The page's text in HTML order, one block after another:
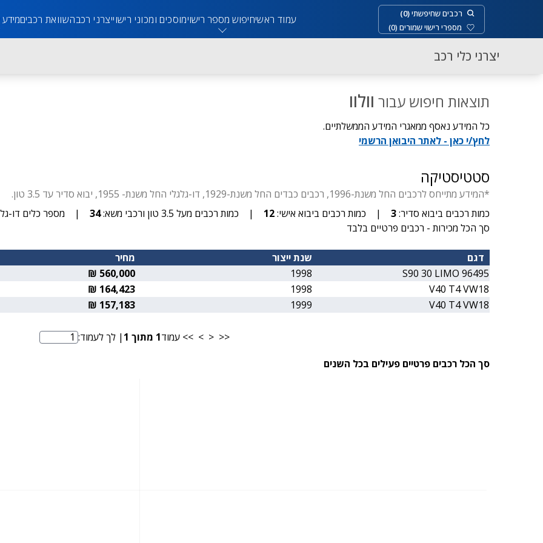
רכבים שחיפשתי(
0
)
מספרי רישוי שמורים (
0
)
עמוד ראשיחיפוש מספר רישוימוסכים ומכוני רישוייצרני רכבהשוואת רכביםמידע
יצרני כלי רכב
תוצאות חיפוש עבור וולוו
כל המידע נאסף ממאגרי המידע הממשלתיים.
לחץ/י כאן - לאתר היבואן הרשמי
סטטיסטיקה
*המידע מתייחס לרכבים החל משנת-1996, רכבים כבדים החל משנת-1929, דו-גלגלי החל משנת- 1955, יבוא סדיר עד 3.5 טון.
כמות רכבים ביבוא סדיר:3
| כמות רכבים ביבוא אישי:12
| כמות רכבים מעל 3.5 טון ורכבי משא: 34
|
מספר כלים דו-
סך הכל מכירות - רכבים פרטיים בלבד
דגם שנת ייצור מחיר
S90 30 LIMO 96495
1998
560,000 ₪
V40 T4 VW18
1998
164,423 ₪
V40 T4 VW18
1999
157,183 ₪
<<
<
>
>> עמוד1 מתוך 1 מספר עמוד
| לך לעמוד:
סך הכל רכבים פרטיים פעילים בכל השנים